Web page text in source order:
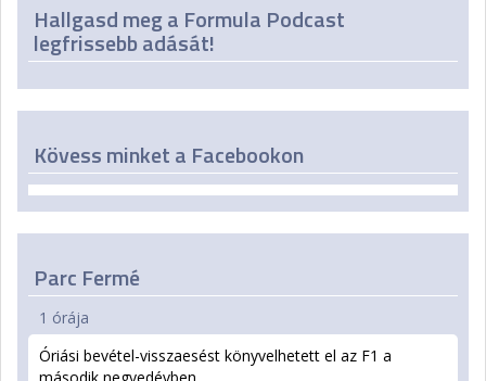
Hallgasd meg a Formula Podcast
legfrissebb adását!
Kövess minket a Facebookon
Parc Fermé
1 órája
Óriási bevétel-visszaesést könyvelhetett el az F1 a